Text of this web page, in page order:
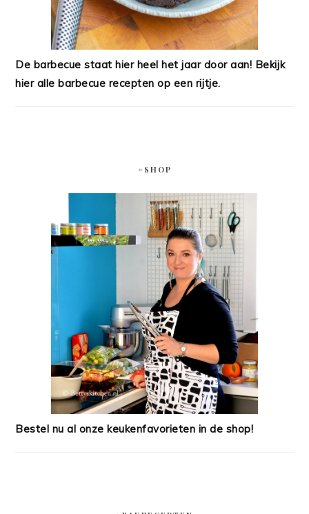
De barbecue staat hier heel het jaar door aan! Bekijk
hier alle barbecue recepten op een rijtje.
#SHOP
Bestel nu al onze keukenfavorieten in de shop!